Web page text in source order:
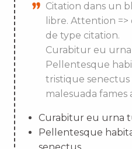
Citation dans un
libre. Attention
de type citation.
Curabitur eu
Pellentesque
tristique
malesuada fames
Curabitur eu urna
Pellentesque